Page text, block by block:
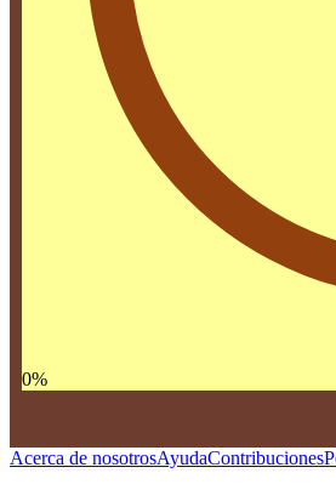
0%
Acerca de nosotrosAyudaContribuciones